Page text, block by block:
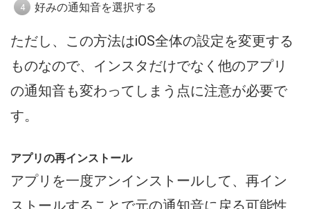
好みの通知音を選択する
ただし、この方法はiOS全体の設定を変更する
ものなので、インスタだけでなく他のアプリ
の通知音も変わってしまう点に注意が必要で
す。
アプリの再インストール
アプリを一度アンインストールして、再イン